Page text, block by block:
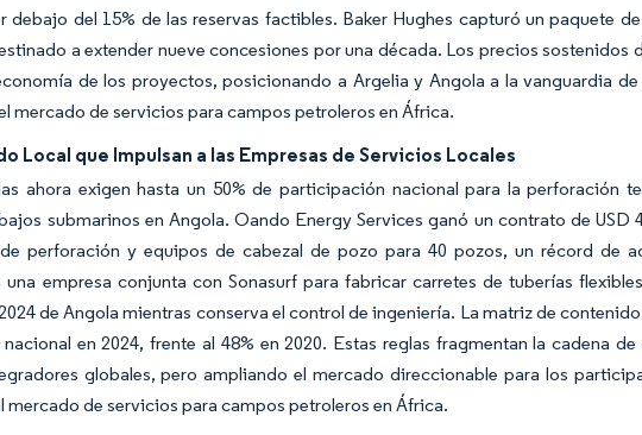
del 15% de las reservas factibles. Baker Hughes capturó un paquete
a extender nueve concesiones por una década. Los precios sostenidos
de los proyectos, posicionando a Argelia y Angola a la vanguardia
mercado de servicios para campos petroleros en África.
Local que Impulsan a las Empresas de Servicios Locales
ahora exigen hasta un 50% de participación nacional para la perforación
submarinos en Angola. Oando Energy Services ganó un contrato de USD
perforación y equipos de cabezal de pozo para 40 pozos, un récord de
empresa conjunta con Sonasurf para fabricar carretes de tuberías
de Angola mientras conserva el control de ingeniería. La matriz de
en 2024, frente al 48% en 2020. Estas reglas fragmentan la cadena
globales, pero ampliando el mercado direccionable para los
de servicios para campos petroleros en África.